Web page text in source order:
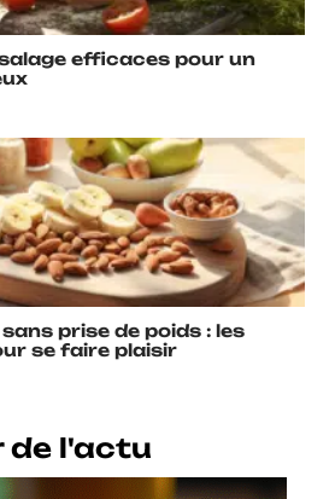
efficaces pour un
prise de poids : les
se faire plaisir
de l'actu